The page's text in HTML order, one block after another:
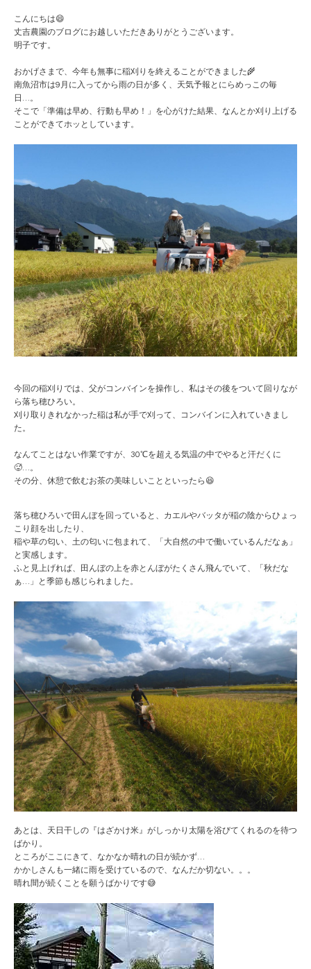
こんにちは😄
丈吉農園のブログにお越しいただきありがとうございます。
明子です。
おかげさまで、今年も無事に稲刈りを終えることができました🌾
南魚沼市は9月に入ってから雨の日が多く、天気予報とにらめっこの毎
日…。
そこで「準備は早め、行動も早め！」を心がけた結果、なんとか刈り上げる
ことができてホッとしています。
今回の稲刈りでは、父がコンバインを操作し、私はその後をついて回りなが
ら落ち穂ひろい。
刈り取りきれなかった稲は私が手で刈って、コンバインに入れていきまし
た。
なんてことはない作業ですが、30℃を超える気温の中でやると汗だくに
🥵…。
その分、休憩で飲むお茶の美味しいことといったら😆
落ち穂ひろいで田んぼを回っていると、カエルやバッタが稲の陰からひょっ
こり顔を出したり、
稲や草の匂い、土の匂いに包まれて、「大自然の中で働いているんだなぁ」
と実感します。
ふと見上げれば、田んぼの上を赤とんぼがたくさん飛んでいて、「秋だな
ぁ…」と季節も感じられました。
あとは、天日干しの『はざかけ米』がしっかり太陽を浴びてくれるのを待つ
ばかり。
ところがここにきて、なかなか晴れの日が続かず…
かかしさんも一緒に雨を受けているので、なんだか切ない。。。
晴れ間が続くことを願うばかりです😅